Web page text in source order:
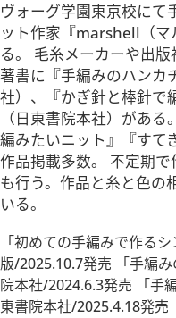
ヴォーグ学園東京校にて
ット作家『marshell（マ
る。 毛糸メーカーや出版
著書に『手編みのハンカ
社）、『かぎ針と棒針で
（日東書院本社）があ
編みたいニット』『すて
作品掲載多数。 不定期
も行う。作品と糸と色の
いる。
「初めての手編みで作る
版/2025.10.7発売 「手編
院本社/2024.6.3発売 「手
東書院本社/2025.4.18発売